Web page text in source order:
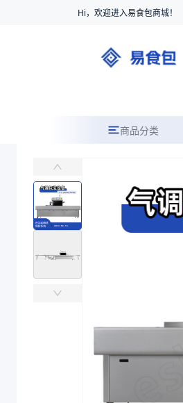
Hi，欢迎进入易食包商城！
商品分类
主要应用于中央厨房、工厂等果蔬气调包装
易食包（EPAK）专注于卧式果蔬气调包
产品卖点：内切边封口、先进的气体置换
应用场景：主要应用于中央厨房、工厂等
在线询价
商品参数
德国威特（WITT）
美国Dansensor混配